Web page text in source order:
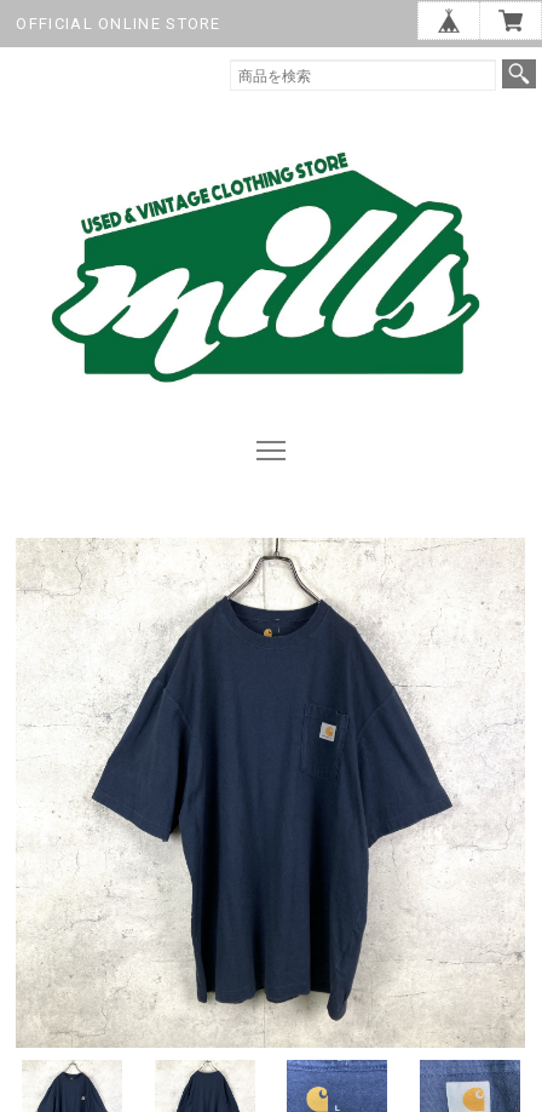
OFFICIAL ONLINE STORE